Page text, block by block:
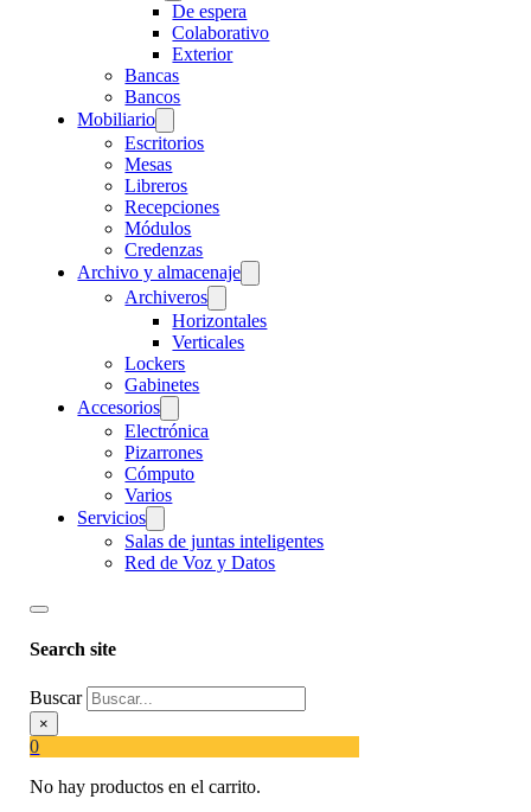
De espera
Colaborativo
Exterior
Bancas
Bancos
Mobiliario
Escritorios
Mesas
Libreros
Recepciones
Módulos
Credenzas
Archivo y almacenaje
Archiveros
Horizontales
Verticales
Lockers
Gabinetes
Accesorios
Electrónica
Pizarrones
Cómputo
Varios
Servicios
Salas de juntas inteligentes
Red de Voz y Datos
Search site
Buscar
×
0
No hay productos en el carrito.